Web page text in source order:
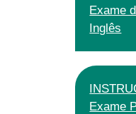
Exame
Inglês
Exame